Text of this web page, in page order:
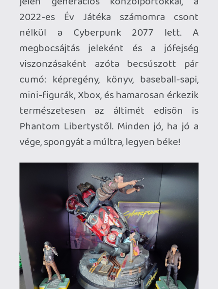
Mivel mind az ezen hobbira fordítható
keret, mind a felhasználható tér véges és
szándékosan korlátozott, ezért van egy
éppen ezt a jellegét, mert megosztom
veled is, kedves olvasó: egy
figurából/szoborból/karakterből csak
egy maradhat. Vannak kisebb kivételek,
mármint szó szerint kisebbek, mint ez a
Lego Batman vagy Kratos-nak és Atreus-
nak is van mini-változata, de például a
régebbi Geraltnak kénytelen voltam
útilaput kötni a talpára.